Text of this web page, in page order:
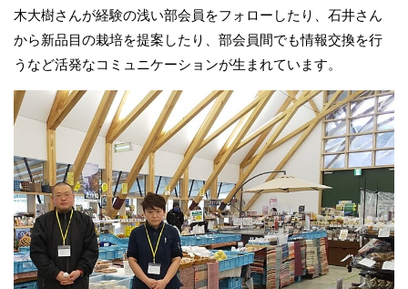
木大樹さんが経験の浅い部会員をフォローしたり、石井さん
から新品目の栽培を提案したり、部会員間でも情報交換を行
うなど活発なコミュニケーションが生まれています。